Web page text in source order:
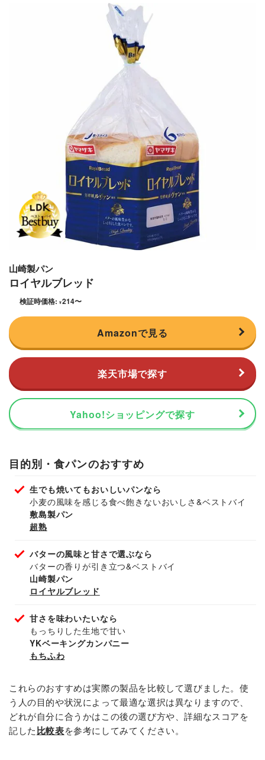
山崎製パン
ロイヤルブレッド
検証時価格: ¥214〜
Amazonで見る
楽天市場で探す
Yahoo!ショッピングで探す
目的別・食パンのおすすめ
生でも焼いてもおいしいパンなら
小麦の風味を感じる食べ飽きないおいしさ&ベストバイ
敷島製パン
超熟
バターの風味と甘さで選ぶなら
バターの香りが引き立つ&ベストバイ
山崎製パン
ロイヤルブレッド
甘さを味わいたいなら
もっちりした生地で甘い
YKベーキングカンパニー
もちふわ
これらのおすすめは実際の製品を比較して選びました。使
う人の目的や状況によって最適な選択は異なりますので、
どれが自分に合うかはこの後の選び方や、詳細なスコアを
記した比較表を参考にしてみてください。